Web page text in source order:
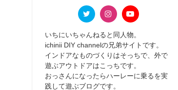
いちにいちゃんねると同人物。
ichinii DIY channelの兄弟サイトです。
インドアなものづくりはそっちで、外で
遊ぶアウトドアはこっちです。
おっさんになったらハーレーに乗るを実
践して遊ぶブログです。